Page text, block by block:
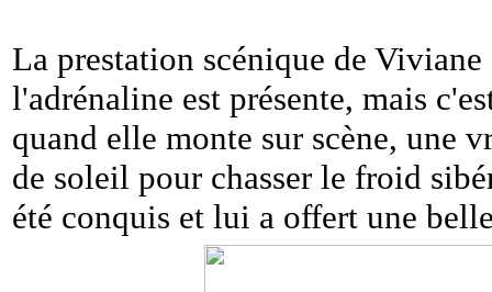
La prestation scénique de
l'adrénaline est présente, mais
quand elle monte sur scène, une
de soleil pour chasser le froid
été conquis et lui a offert une